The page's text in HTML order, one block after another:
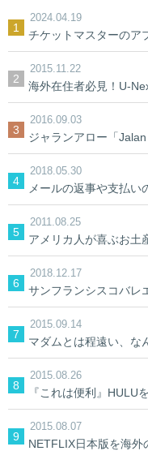
2024.04.19
2015.11.22
海外在住者必見！U-
2016.09.03
ジャランアロー「
2018.05.30
2011.08.25
アメリカ人が喜ぶお土
2018.12.17
サンフランシスコバレ
2015.09.14
マダムとは程遠い、な
2015.08.26
『これは便利』HULU
2015.08.07
NETFLIX日本版を海外